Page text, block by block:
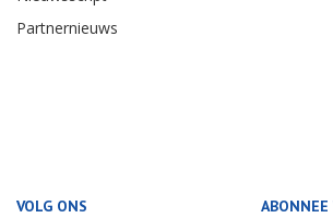
Partnernieuws
VOLG ONS ABONNEE